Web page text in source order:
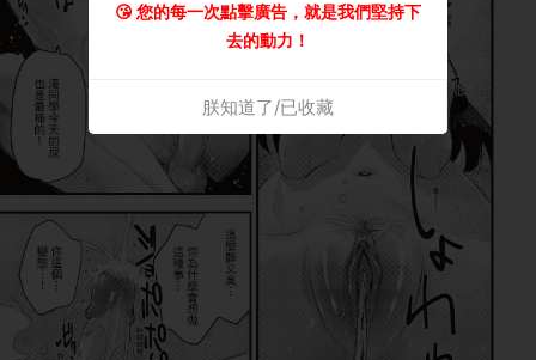
😘 您的每一次點擊廣告，就是我們堅持下
去的動力！
朕知道了/已收藏